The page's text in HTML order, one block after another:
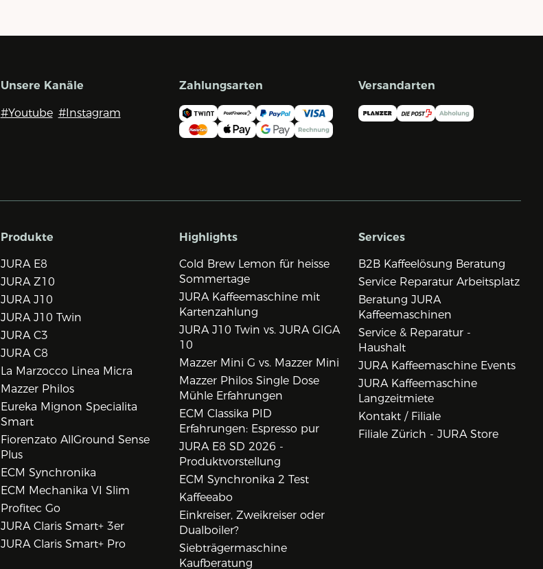
Unsere Kanäle
#Youtube #Instagram
Zahlungsarten Versandarten
Produkte
JURA E8
JURA Z10
JURA J10
JURA J10 Twin
JURA C3
JURA C8
La Marzocco Linea Micra
Mazzer Philos
Eureka Mignon Specialita
Smart
Fiorenzato AllGround Sense
Plus
ECM Synchronika
ECM Mechanika VI Slim
Profitec Go
JURA Claris Smart+ 3er
JURA Claris Smart+ Pro
Highlights
Cold Brew Lemon für heisse
Sommertage
JURA Kaffeemaschine mit
Kartenzahlung
JURA J10 Twin vs. JURA GIGA
10
Mazzer Mini G vs. Mazzer Mini
Mazzer Philos Single Dose
Mühle Erfahrungen
ECM Classika PID
Erfahrungen: Espresso pur
JURA E8 SD 2026 -
Produktvorstellung
ECM Synchronika 2 Test
Kaffeeabo
Einkreiser, Zweikreiser oder
Dualboiler?
Siebträgermaschine
Kaufberatung
Services
B2B Kaffeelösung Beratung
Service Reparatur Arbeitsplatz
Beratung JURA
Kaffeemaschinen
Service & Reparatur -
Haushalt
JURA Kaffeemaschine Events
JURA Kaffeemaschine
Langzeitmiete
Kontakt / Filiale
Filiale Zürich - JURA Store